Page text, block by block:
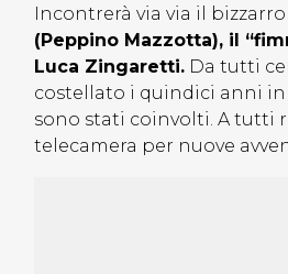
Incontrerà via via il
(Peppino Mazzotta), il
Luca Zingaretti. Da tutti
costellato i quindici anni in
sono stati coinvolti. A tutti
telecamera per nuove